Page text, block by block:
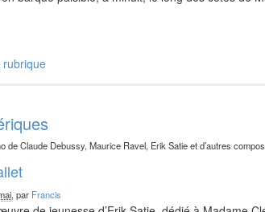
rubrique
de Claude Debussy, Maurice Ravel, Erik Satie et d’autres
, par Francis